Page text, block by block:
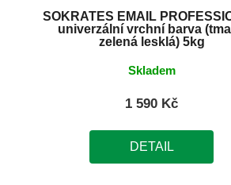
SOKRATES EMAIL
univerzální vrchní barva
zelená lesklá) 5kg
Skladem
1 590 Kč
DETAIL